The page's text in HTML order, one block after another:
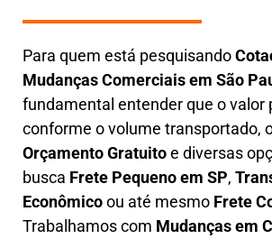
Para quem está pesquisando
Mudanças Comerciais em São
fundamental entender que o valor
conforme o volume transportado,
Orçamento Gratuitoe diversas
busca Frete Pequeno em SP,
Econômicoou até mesmo Frete
Trabalhamos com Mudanças em